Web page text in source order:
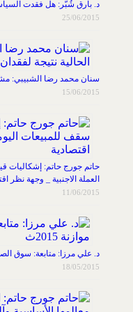
د. بارق شُبَّر: هل فقدت
25/06/2015
سنان محمد رضا الشبيبي:
15/06/2015
حاتم جورج حاتم: إشكاليات
العملة الاجنبية _ وجهة نظر
11/06/2015
د. علي مرزا: متابعة: سوق الصرف
18/05/2015